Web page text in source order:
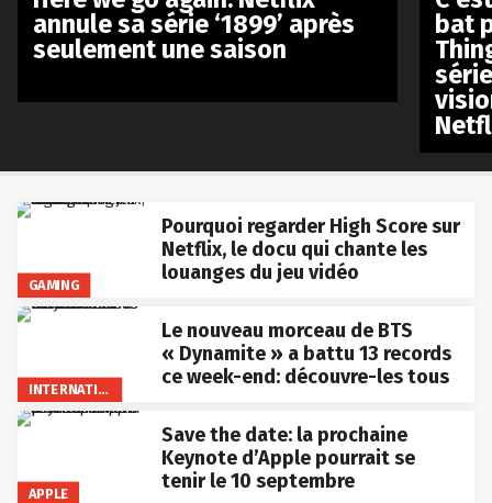
GAMING
Pourquoi regarder High Score sur
Netflix, le docu qui chante les
louanges du jeu vidéo
INTERNATIONAL
Le nouveau morceau de BTS
« Dynamite » a battu 13 records
ce week-end: découvre-les tous
APPLE
Save the date: la prochaine
Keynote d’Apple pourrait se
tenir le 10 septembre
annule sa série ‘1899’ après
seulement une saison
bat